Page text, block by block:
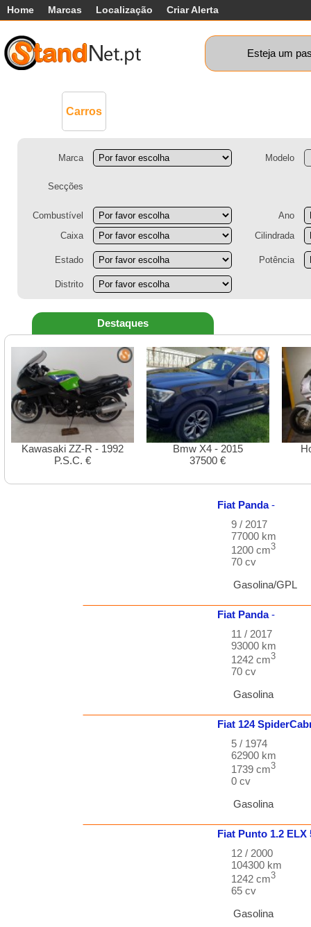
Home Marcas Localização Criar Alerta
Esteja um
Carros
Marca Modelo
Secções
Combustível
Ano
Caixa
Cilindrada
Estado Potência
Distrito
Destaques
Kawasaki ZZ-R - 1992
P.S.C. €
Bmw X4 - 2015
37500 €
Fiat Panda-
9 / 2017
77000 km
1200 cm3
70 cv
Gasolina/GPL
Fiat Panda-
11 / 2017
93000 km
1242 cm3
70 cv
Gasolina
Fiat 124
5 / 1974
62900 km
1739 cm3
0 cv
Gasolina
Fiat Punto 1.2 ELX
12 / 2000
104300 km
1242 cm3
65 cv
Gasolina